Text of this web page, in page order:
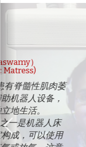
泰勒·莫兰德
与"青蛙"（
泰勒（美国
患有脊柱裂
动能力并没
无法在市场
备。 因此，
蛙（The
Previous